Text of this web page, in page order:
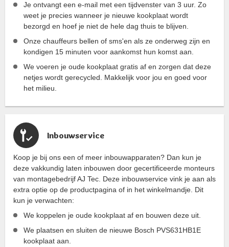
Je ontvangt een e-mail met een tijdvenster van 3 uur. Zo
weet je precies wanneer je nieuwe kookplaat wordt
bezorgd en hoef je niet de hele dag thuis te blijven.
Onze chauffeurs bellen of sms'en als ze onderweg zijn en
kondigen 15 minuten voor aankomst hun komst aan.
We voeren je oude kookplaat gratis af en zorgen dat deze
netjes wordt gerecycled. Makkelijk voor jou en goed voor
het milieu.
Inbouwservice
Koop je bij ons een of meer inbouwapparaten? Dan kun je
deze vakkundig laten inbouwen door gecertificeerde monteurs
van montagebedrijf AJ Tec. Deze inbouwservice vink je aan als
extra optie op de productpagina of in het winkelmandje. Dit
kun je verwachten:
We koppelen je oude kookplaat af en bouwen deze uit.
We plaatsen en sluiten de nieuwe Bosch PVS631HB1E
kookplaat aan.